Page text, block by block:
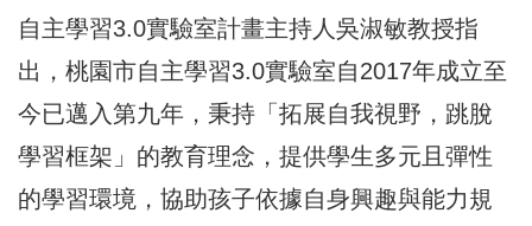
自主學習3.0實驗室計畫主持人吳淑敏教授指
出，桃園市自主學習3.0實驗室自2017年成立至
今已邁入第九年，秉持「拓展自我視野，跳脫
學習框架」的教育理念，提供學生多元且彈性
的學習環境，協助孩子依據自身興趣與能力規